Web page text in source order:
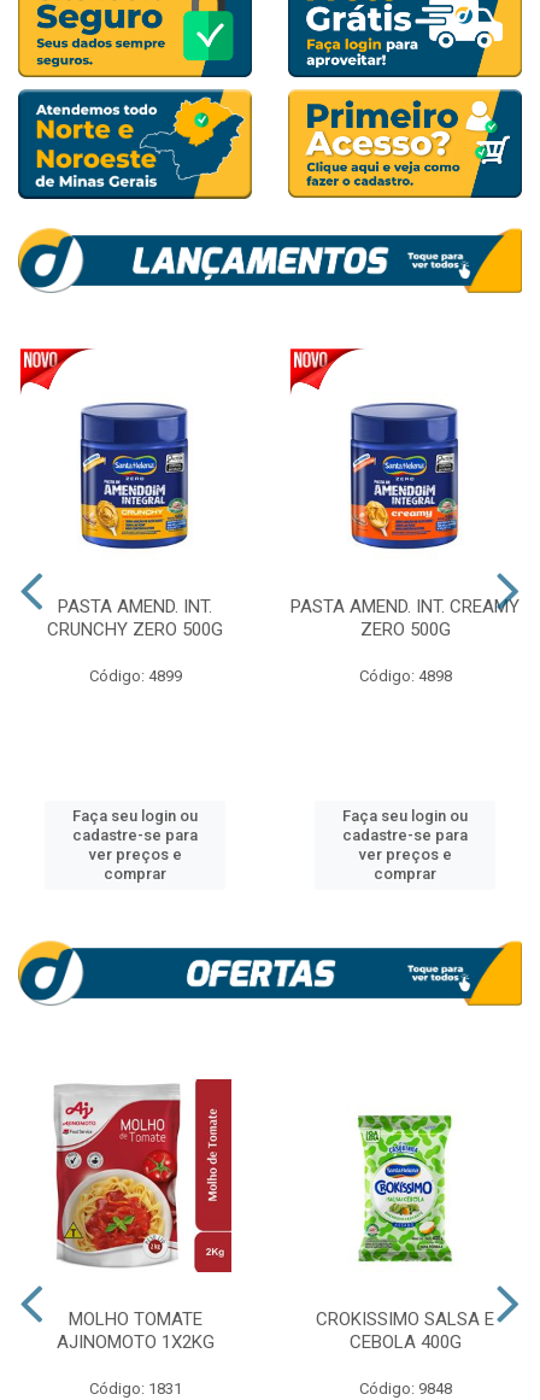
PASTA AMEND. INT.
CRUNCHY ZERO 500G
Código: 4899
Faça seu login ou
cadastre-se para
ver preços e
comprar
PASTA AMEND. INT. CREAMY
ZERO 500G
Código: 4898
Faça seu login ou
cadastre-se para
ver preços e
comprar
MOLHO TOMATE
AJINOMOTO 1X2KG
Código: 1831
CROKISSIMO SALSA E
CEBOLA 400G
Código: 9848